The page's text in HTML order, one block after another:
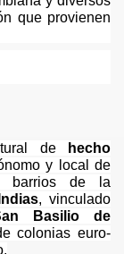
que provienen
de
hecho
y local de
barrios de la
, vinculado
Basilio de
colonias euro-